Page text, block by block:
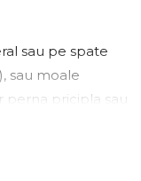
sau pe spate
sau moale
pricipla sau